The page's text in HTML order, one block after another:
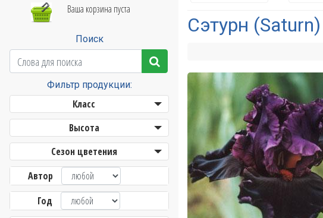
Ваша корзина пуста
Поиск
Фильтр продукции:
Класс
Высота
Сезон цветения
Автор
Год
Сэтурн (Saturn)